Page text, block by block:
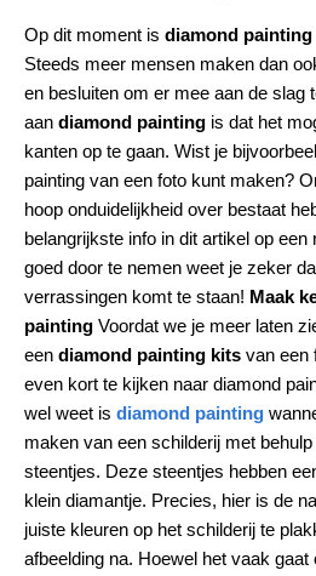
Op dit moment is diamond painting
Steeds meer mensen maken dan
en besluiten om er mee aan de slag
aan diamond painting is dat het
kanten op te gaan. Wist je
painting van een foto kunt maken?
hoop onduidelijkheid over bestaat
belangrijkste info in dit artikel op een
goed door te nemen weet je zeker
verrassingen komt te staan! Maak
painting Voordat we je meer laten
een diamond painting kits van een
even kort te kijken naar diamond
wel weet is diamond painting
maken van een schilderij met
steentjes. Deze steentjes hebben
klein diamantje. Precies, hier is de
juiste kleuren op het schilderij te
afbeelding na. Hoewel het vaak gaat